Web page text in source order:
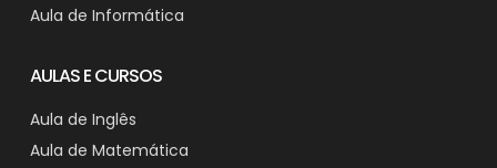
Aula de Informática
AULAS E CURSOS
Aula de Inglês
Aula de Matemática